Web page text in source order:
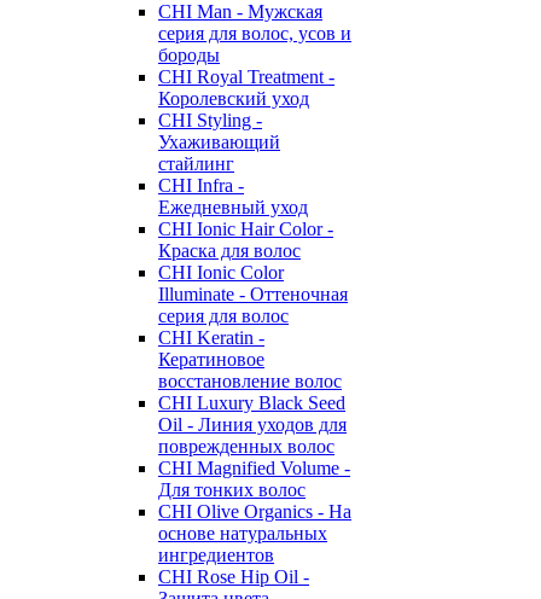
CHI Man - Мужская
серия для волос, усов и
бороды
CHI Royal Treatment -
Королевский уход
CHI Styling -
Ухаживающий
стайлинг
CHI Infra -
Ежедневный уход
CHI Ionic Hair Color -
Краска для волос
CHI Ionic Color
Illuminate - Оттеночная
серия для волос
CHI Keratin -
Кератиновое
восстановление волос
CHI Luxury Black Seed
Oil - Линия уходов для
поврежденных волос
CHI Magnified Volume -
Для тонких волос
CHI Olive Organics - На
основе натуральных
ингредиентов
CHI Rose Hip Oil -